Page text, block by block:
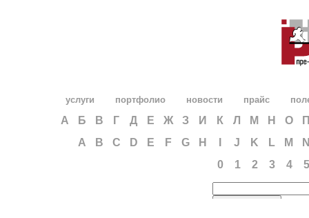
услуги портфолио новости прайс
А Б В Г Д Е Ж З И К Л М Н О
A
B C D E F G H J K L M
0
1 2 3 4 5